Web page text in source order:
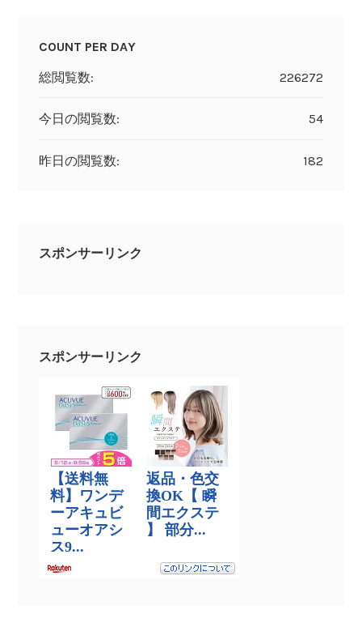
COUNT PER DAY
226272
総閲覧数:
54
今日の閲覧数:
182
昨日の閲覧数:
スポンサーリンク
スポンサーリンク